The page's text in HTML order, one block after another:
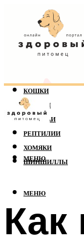
КОШКИ
СОБАКИ
ПОПУГАИ
РЕПТИЛИИ
ХОМЯКИ
ШИНШИЛЛЫ
МЕНЮ
МЕНЮ
Как